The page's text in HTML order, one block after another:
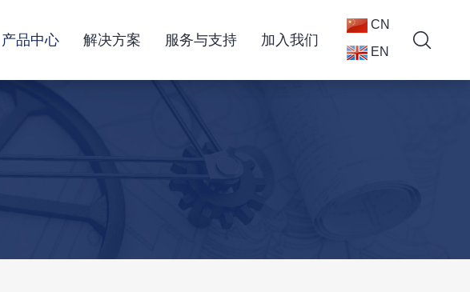
产品中心 解决方案 服务与支持 加入我们
CN
EN